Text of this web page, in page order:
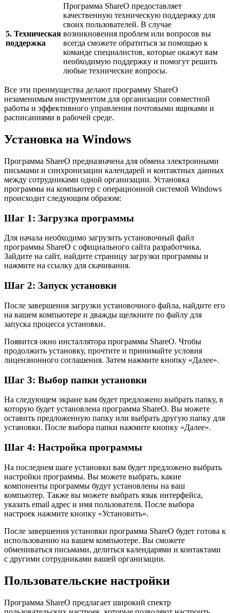
5. Техническая
поддержка
Программа ShareO предоставляет
качественную техническую поддержку для
своих пользователей. В случае
возникновения проблем или вопросов вы
всегда сможете обратиться за помощью к
команде специалистов, которые окажут вам
необходимую поддержку и помогут решить
любые технические вопросы.
Все эти преимущества делают программу ShareO
незаменимым инструментом для организации совместной
работы и эффективного управления почтовыми ящиками и
расписаниями в рабочей среде.
Установка на Windows
Программа ShareO предназначена для обмена электронными
письмами и синхронизации календарей и контактных данных
между сотрудниками одной организации. Установка
программы на компьютер с операционной системой Windows
происходит следующим образом:
Шаг 1: Загрузка программы
Для начала необходимо загрузить установочный файл
программы ShareO с официального сайта разработчика.
Зайдите на сайт, найдите страницу загрузки программы и
нажмите на ссылку для скачивания.
Шаг 2: Запуск установки
После завершения загрузки установочного файла, найдите его
на вашем компьютере и дважды щелкните по файлу для
запуска процесса установки.
Появится окно инсталлятора программы ShareO. Чтобы
продолжить установку, прочтите и принимайте условия
лицензионного соглашения. Затем нажмите кнопку «Далее».
Шаг 3: Выбор папки установки
На следующем экране вам будет предложено выбрать папку, в
которую будет установлена программа ShareO. Вы можете
оставить предложенную папку или выбрать другую папку для
установки. После выбора папки нажмите кнопку «Далее».
Шаг 4: Настройка программы
На последнем шаге установки вам будет предложено выбрать
настройки программы. Вы можете выбрать, какие
компоненты программы будут установлены на ваш
компьютер. Также вы можете выбрать язык интерфейса,
указать email адрес и имя пользователя. После выбора
настроек нажмите кнопку «Установить».
После завершения установки программа ShareO будет готова к
использованию на вашем компьютере. Вы сможете
обмениваться письмами, делиться календарями и контактами
с другими сотрудниками вашей организации.
Пользовательские настройки
Программа ShareO предлагает широкий спектр